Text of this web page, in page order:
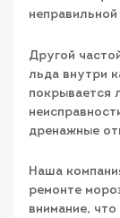
Другой
льда внутри
покрывается
дренажные
Наша
ремонте
внимание,